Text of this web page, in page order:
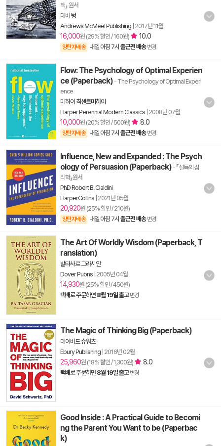
책』 원서
데비 텅
Andrews McMeel Publishing 2017년 11월
16,000원 (29% 할인 / 160원) 10.0
양탄자배송 내일 아침 7시 출근전 배송 변경
Flow: The Psychology of Optimal Experien
ce (Paperback) - The Psychology of Optimal Experi
ence
미하이 칙센트미하이
Harper Perennial Modern Classics 2008년 07월
10,000원 (20% 할인 / 500원) 8.0
양탄자배송 내일 아침 7시 출근전 배송 변경
Influence, New and Expanded : The Psych
ology of Persuasion (Paperback) - 『설득의 심
리학』원서
PhD Robert B. Cialdini
HarperCollins 2021년 05월
20,920원 (25% 할인 / 210원)
양탄자배송 내일 아침 7시 출근전 배송 변경
The Art Of Worldly Wisdom (Paperback, T
ranslation)
발타사르 그라시안
Dover Pubns 2005년 04월
14,930원 (25% 할인 / 450원)
택배로 주문하면 8월 19일 출고 변경
The Magic of Thinking Big (Paperback)
데이비드 슈워츠
Ebury Publishing 2016년 02월
25,960원 (18% 할인 / 1,300원) 8.0
택배로 주문하면 8월 19일 출고 변경
Good Inside : A Practical Guide to Becomi
ng the Parent You Want to be (Paperbac
k)